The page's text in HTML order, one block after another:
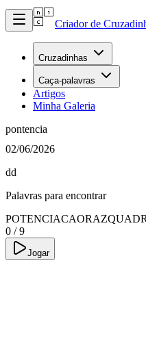
Criador de
Cruzadinhas
Caça-palavras
Artigos
Minha Galeria
pontencia
02/06/2026
dd
Palavras para encontrar
POTENCIACAO
0 /9
Jogar